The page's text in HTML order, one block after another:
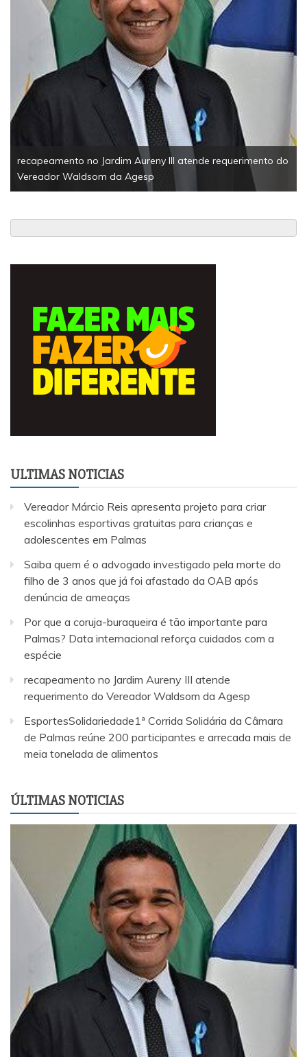
recapeamento no Jardim Aureny III atende requerimento do
Vereador Waldsom da Agesp
ULTIMAS NOTICIAS
Vereador Márcio Reis apresenta projeto para criar
escolinhas esportivas gratuitas para crianças e
adolescentes em Palmas
Saiba quem é o advogado investigado pela morte do
filho de 3 anos que já foi afastado da OAB após
denúncia de ameaças
Por que a coruja-buraqueira é tão importante para
Palmas? Data internacional reforça cuidados com a
espécie
recapeamento no Jardim Aureny III atende
requerimento do Vereador Waldsom da Agesp
EsportesSolidariedade1ª Corrida Solidária da Câmara
de Palmas reúne 200 participantes e arrecada mais de
meia tonelada de alimentos
ÚLTIMAS NOTICIAS